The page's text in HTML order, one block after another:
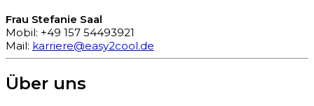
Frau Stefanie Saal
Mobil: +49 157 54493921
Mail: karriere@easy2cool.de
Über uns